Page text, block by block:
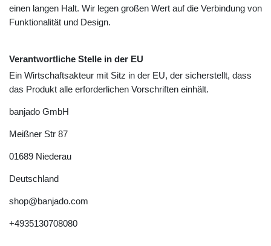
einen langen Halt. Wir legen großen Wert auf die Verbindung von
Funktionalität und Design.
Verantwortliche Stelle in der EU
Ein Wirtschaftsakteur mit Sitz in der EU, der sicherstellt, dass
das Produkt alle erforderlichen Vorschriften einhält.
banjado GmbH
Meißner Str 87
01689 Niederau
Deutschland
shop@banjado.com
+4935130708080